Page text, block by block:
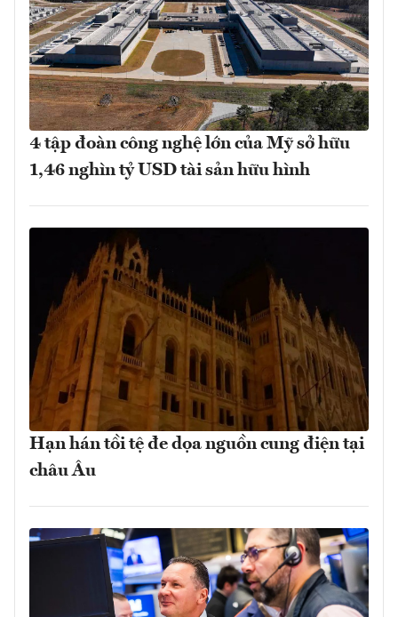
4 tập đoàn công nghệ lớn của Mỹ sở hữu
1,46 nghìn tỷ USD tài sản hữu hình
Hạn hán tồi tệ đe dọa nguồn cung điện tại
châu Âu